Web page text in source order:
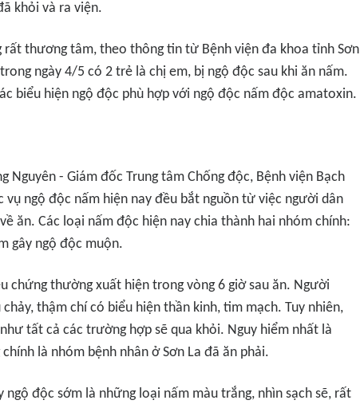
khỏi và ra viện.
rất thương tâm, theo thông tin từ Bệnh viện đa khoa tỉnh Sơn
ngày 4/5 có 2 trẻ là chị em, bị ngộ độc sau khi ăn nấm.
biểu hiện ngộ độc phù hợp với ngộ độc nấm độc amatoxin.
Nguyên - Giám đốc Trung tâm Chống độc, Bệnh viện Bạch
vụ ngộ độc nấm hiện nay đều bắt nguồn từ việc người dân
ăn. Các loại nấm độc hiện nay chia thành hai nhóm chính:
gây ngộ độc muộn.
chứng thường xuất hiện trong vòng 6 giờ sau ăn. Người
thậm chí có biểu hiện thần kinh, tim mạch. Tuy nhiên,
tất cả các trường hợp sẽ qua khỏi. Nguy hiểm nhất là
là nhóm bệnh nhân ở Sơn La đã ăn phải.
ngộ độc sớm là những loại nấm màu trắng, nhìn sạch sẽ, rất